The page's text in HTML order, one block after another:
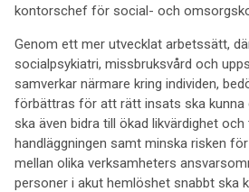
kontorschef för social- och
Genom ett mer utvecklat arbetssätt,
socialpsykiatri, missbruksvård och
samverkar närmare kring individen,
förbättras för att rätt insats ska kunna
ska även bidra till ökad likvärdighet och
handläggningen samt minska risken
mellan olika verksamheters
personer i akut hemlöshet snabbt ska